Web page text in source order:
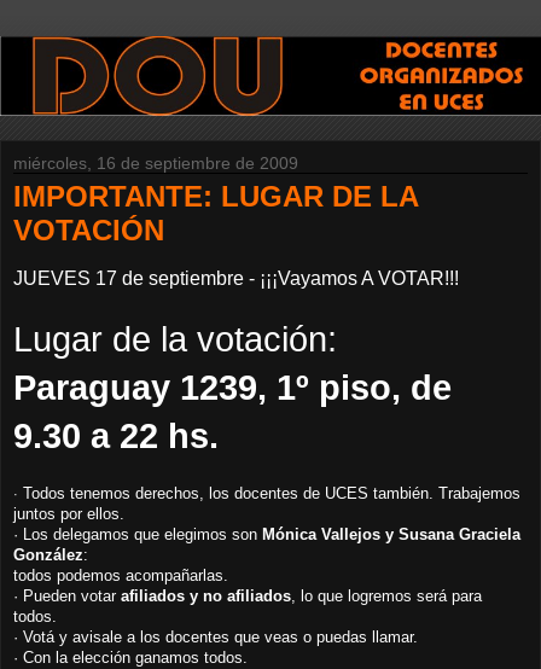
miércoles, 16 de septiembre de 2009
IMPORTANTE: LUGAR DE LA
VOTACIÓN
JUEVES 17 de septiembre - ¡¡¡Vayamos A VOTAR!!!
Lugar de la votación:
Paraguay 1239, 1º piso, de
9.30 a 22 hs.
· Todos tenemos derechos, los docentes de UCES también. Trabajemos
juntos por ellos.
· Los delegamos que elegimos son Mónica Vallejos y Susana Graciela
González:
todos podemos acompañarlas.
· Pueden votar afiliados y no afiliados, lo que logremos será para
todos.
· Votá y avisale a los docentes que veas o puedas llamar.
· Con la elección ganamos todos.